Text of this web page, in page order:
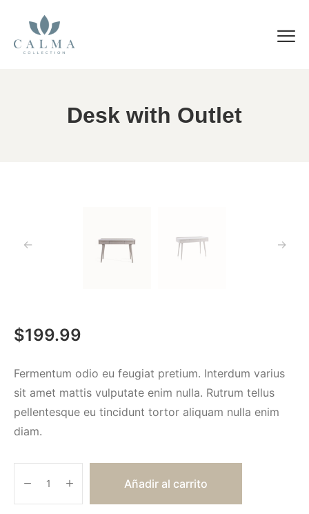
Desk with Outlet
$199.99
Fermentum odio eu feugiat pretium. Interdum varius
sit amet mattis vulputate enim nulla. Rutrum tellus
pellentesque eu tincidunt tortor aliquam nulla enim
diam.
Añadir al carrito